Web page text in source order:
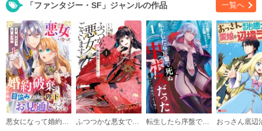
「ファンタジー・SF」ジャンルの作品 一覧へ
悪女になって婚約破棄を目論みましたが、陛下にはお見通しだったようです ふつつかな悪女ではございますが ～雛宮蝶鼠とりかえ伝～ 転生したら序盤で死ぬ中ボスだった－ヒロイン眷属化で生き残る－